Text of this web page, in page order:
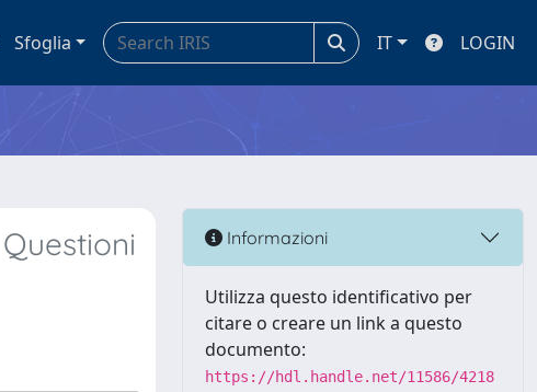
Sfoglia IT LOGIN
Informazioni
Utilizza questo identificativo per
citare o creare un link a questo
documento:
https://hdl.handle.net/11586/4218